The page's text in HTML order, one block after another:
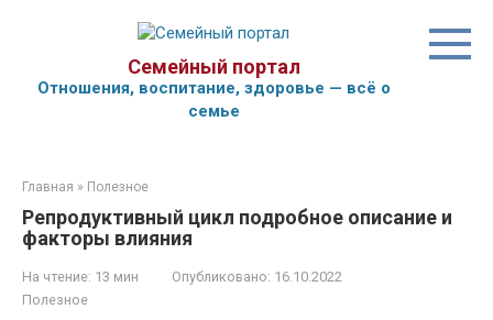
Семейный портал
Отношения, воспитание, здоровье — всё о
семье
Главная » Полезное
Репродуктивный цикл подробное описание и
факторы влияния
На чтение: 13 мин Опубликовано: 16.10.2022
Полезное